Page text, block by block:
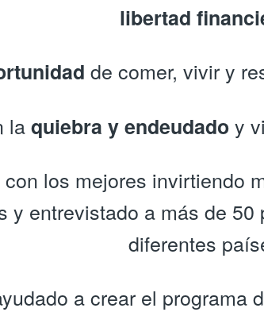
libertad
de comer, vivir y
laquiebra y endeudadoy
los mejores invirtiendo
y entrevistado a más de
diferentes
a crear el programa